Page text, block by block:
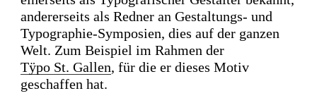
andererseits als Redner an Gestaltungs- und
Typographie-Symposien, dies auf der ganzen
Welt. Zum Beispiel im Rahmen der
Tÿpo St. Gallen, für die er dieses Motiv
geschaffen hat.